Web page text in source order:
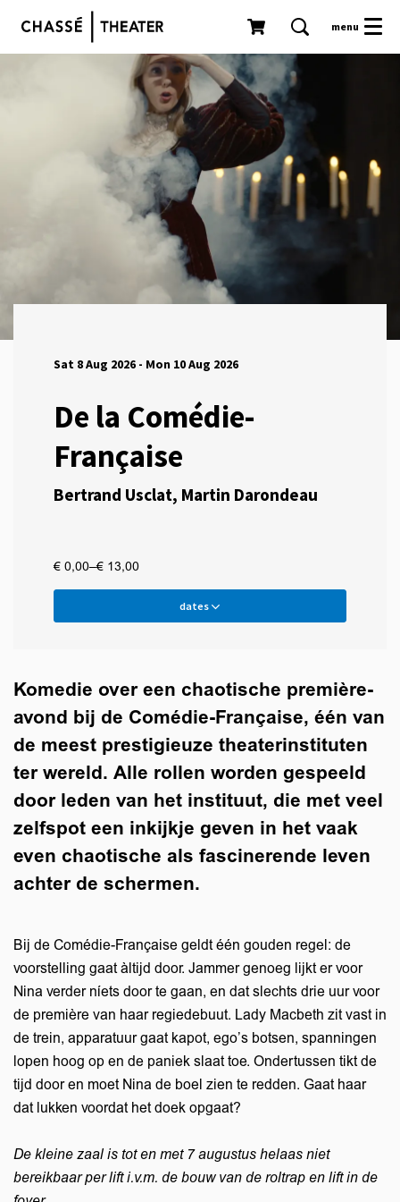
menu
De la Comédie-
Française
Bertrand Usclat, Martin Darondeau
Sat 8 Aug 2026 - Mon 10 Aug 2026
€ 0,00–€ 13,00
dates
Komedie over een chaotische première-
avond bij de Comédie-Française, één van
de meest prestigieuze theaterinstituten
ter wereld. Alle rollen worden gespeeld
door leden van het instituut, die met veel
zelfspot een inkijkje geven in het vaak
even chaotische als fascinerende leven
achter de schermen.
Bij de Comédie-Française geldt één gouden regel: de
voorstelling gaat àltijd door. Jammer genoeg lijkt er voor
Nina verder níets door te gaan, en dat slechts drie uur voor
de première van haar regiedebuut. Lady Macbeth zit vast in
de trein, apparatuur gaat kapot, ego’s botsen, spanningen
lopen hoog op en de paniek slaat toe. Ondertussen tikt de
tijd door en moet Nina de boel zien te redden. Gaat haar
dat lukken voordat het doek opgaat?
De kleine zaal is tot en met 7 augustus helaas niet
bereikbaar per lift i.v.m. de bouw van de roltrap en lift in de